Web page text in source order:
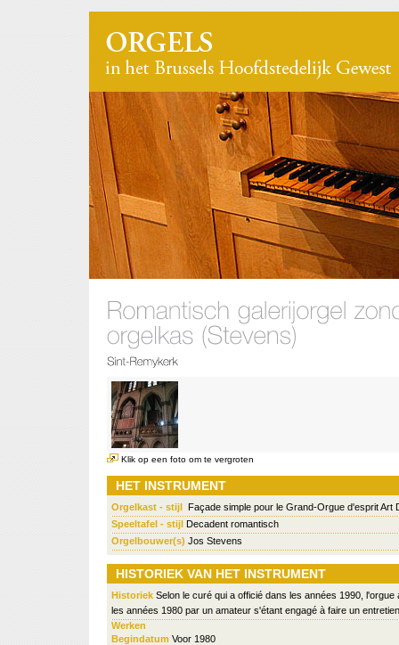
Klik op een foto om te vergroten
HET INSTRUMENT
Orgelkast - stijl Façade simple pour le Grand-Orgue d'esprit Art
Speeltafel - stijl Decadent romantisch
Orgelbouwer(s) Jos Stevens
HISTORIEK VAN HET INSTRUMENT
Historiek Selon le curé qui a officié dans les années 1990, l'orgue
les années 1980 par un amateur s'étant engagé à faire un
Werken
Begindatum Voor 1980